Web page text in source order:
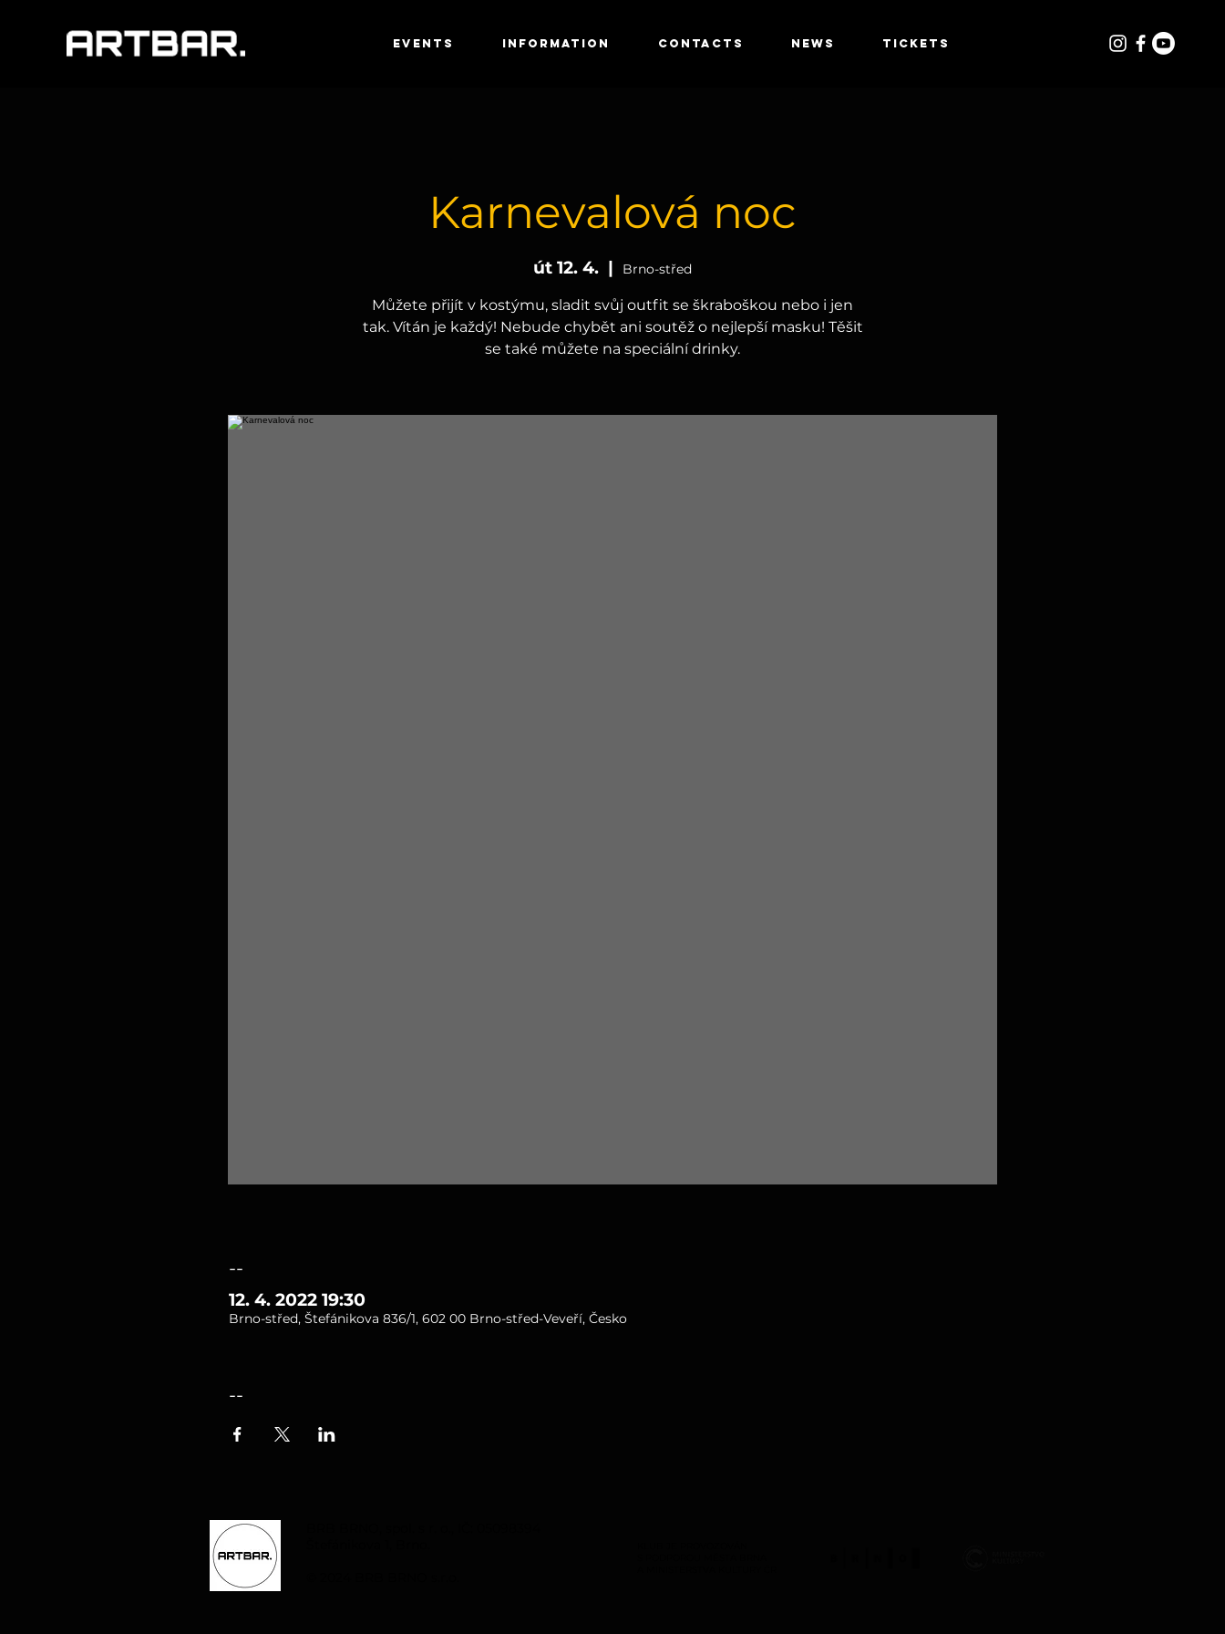
EVENTS INFORMATION CONTACTS NEWS TICKETS
Karnevalová noc
út 12. 4.
  |
Brno-střed
Můžete přijít v kostýmu, sladit svůj outfit se škraboškou nebo i jen
tak. Vítán je každý! Nebude chybět ani soutěž o nejlepší masku! Těšit
se také můžete na speciální drinky.
--
12. 4. 2022 19:30
Brno-střed, Štefánikova 836/1, 602 00 Brno-střed-Veveří, Česko
--